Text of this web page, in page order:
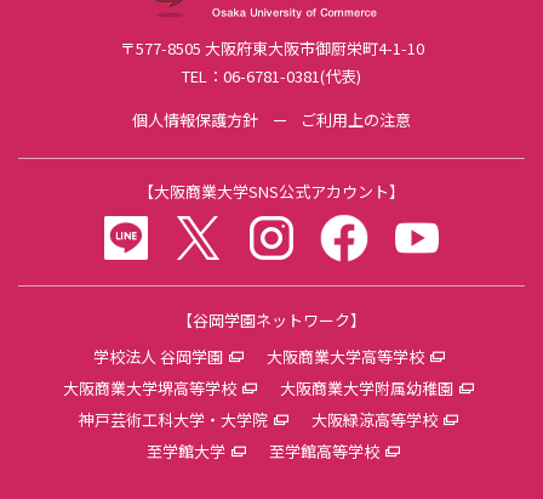
太田一樹ゼミナール
成果物の発表
粂野博行ゼミナール
近藤祐二ゼミナール
岡田孝浩ゼミナール
米盛安奈ゼミナール
フィールドワークゼミナール報告（2025年度）
大商大ビジネス・アイディアコンテスト
大商大公開講座
〒577-8505 大阪府東大阪市御厨栄町4-1-10
TEL：06-6781-0381(代表)
個人情報保護方針
ご利用上の注意
【 大阪商業大学SNS公式アカウント】
LINE
twitter instagram facebook
【谷岡学園ネットワーク】
学校法人 谷岡学園
大阪商業大学高等学校
大阪商業大学堺高等学校
大阪商業大学附属幼稚園
神戸芸術工科大学・大学院
大阪緑涼高等学校
至学館大学
至学館高等学校